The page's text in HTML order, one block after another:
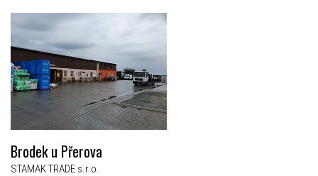
Brodek u Přerova
STAMAK TRADE s.r.o.